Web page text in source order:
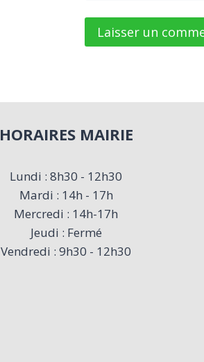
HORAIRES MAIRIE
Lundi : 8h30 - 12h30
Mardi : 14h - 17h
Mercredi : 14h-17h
Jeudi : Fermé
Vendredi : 9h30 - 12h30